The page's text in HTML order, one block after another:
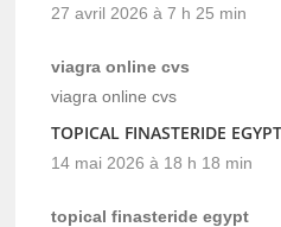
27 avril 2026 à 7 h 25 min
viagra online cvs
viagra online cvs
TOPICAL FINASTERIDE EGYPT
14 mai 2026 à 18 h 18 min
topical finasteride egypt